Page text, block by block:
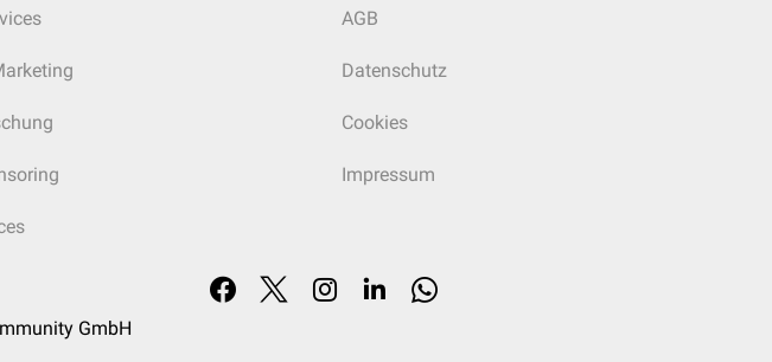
AGB
Datenschutz
Cookies
Impressum
GmbH